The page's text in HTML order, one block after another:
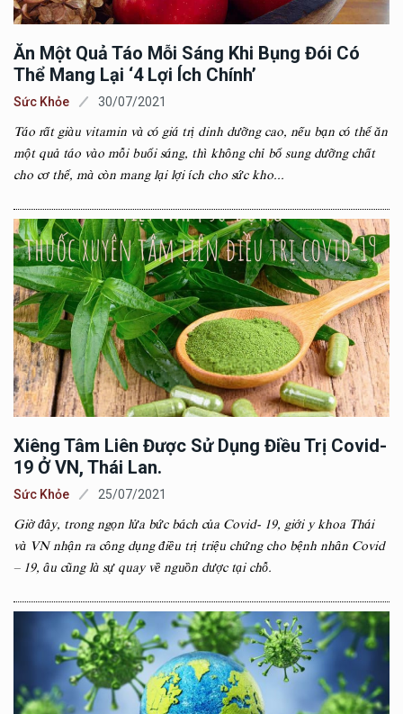
Ăn Một Quả Táo Mỗi Sáng Khi Bụng Đói Có
Thể Mang Lại ‘4 Lợi Ích Chính’
Sức Khỏe 30/07/2021
Táo rất giàu vitamin và có giá trị dinh dưỡng cao, nếu bạn có thể ăn
một quả táo vào mỗi buổi sáng, thì không chỉ bổ sung dưỡng chất
cho cơ thể, mà còn mang lại lợi ích cho sức kho...
Xiêng Tâm Liên Được Sử Dụng Điều Trị Covid-
19 Ở VN, Thái Lan.
Sức Khỏe 25/07/2021
Giờ đây, trong ngọn lửa bức bách của Covid- 19, giới y khoa Thái
và VN nhận ra công dụng điều trị triệu chứng cho bệnh nhân Covid
– 19, âu cũng là sự quay về nguồn dược tại chỗ.